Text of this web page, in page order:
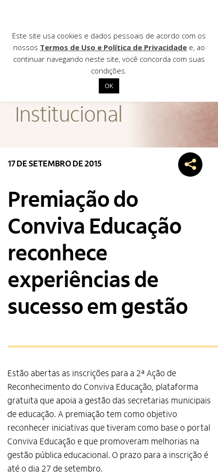
Institucional
Contato
Institucional
17 DE SETEMBRO DE 2015
Premiação do
Conviva Educação
reconhece
experiências de
sucesso em gestão
Estão abertas as inscrições para a 2ª Ação de
Reconhecimento do Conviva Educação, plataforma
gratuita que apoia a gestão das secretarias municipais
de educação. A premiação tem como objetivo
reconhecer iniciativas que tiveram como base o portal
Conviva Educação e que promoveram melhorias na
gestão pública educacional. O prazo para a inscrição é
até o dia 27 de setembro.
Este site usa cookies e dados pessoais de acordo com os
nossos Termos de Uso e Política de Privacidade e, ao
continuar navegando neste site, você concorda com suas
condições.
OK